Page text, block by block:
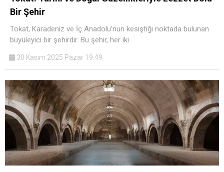
Bir Şehir
Tokat, Karadeniz ve İç Anadolu’nun kesiştiği noktada bulunan
büyüleyici bir şehirdir. Bu şehir, her iki
30 Kasım 2025 Pazar 19:49